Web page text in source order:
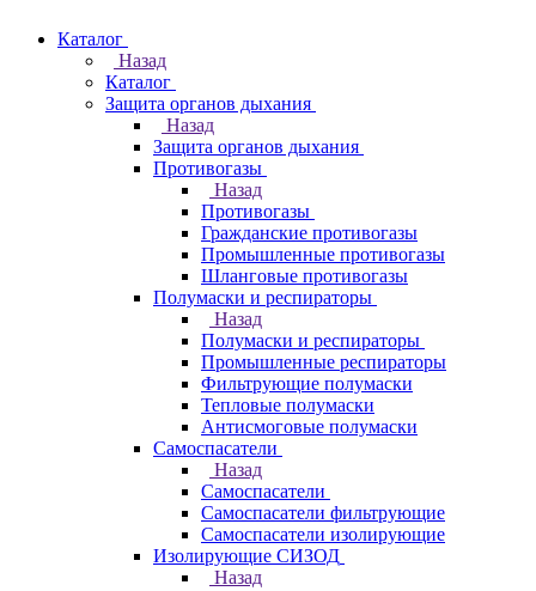
Каталог
Назад
Каталог
Защита органов дыхания
Назад
Защита органов дыхания
Противогазы
Назад
Противогазы
Гражданские противогазы
Промышленные противогазы
Шланговые противогазы
Полумаски и респираторы
Назад
Полумаски и респираторы
Промышленные респираторы
Фильтрующие полумаски
Тепловые полумаски
Антисмоговые полумаски
Самоспасатели
Назад
Самоспасатели
Самоспасатели фильтрующие
Самоспасатели изолирующие
Изолирующие СИЗОД
Назад